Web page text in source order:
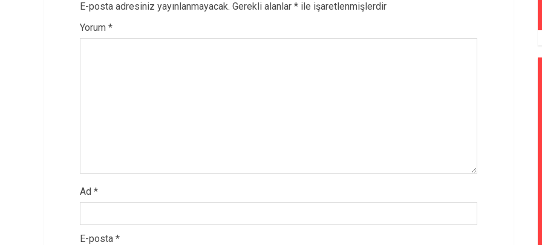
E-posta adresiniz yayınlanmayacak. Gerekli alanlar * ile işaretlenmişlerdir
Yorum *
Ad *
E-posta *